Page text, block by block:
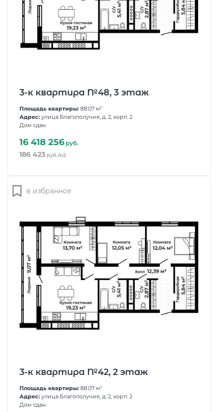
3-к квартира №48, 3 этаж
Площадь квартиры: 88.07 м2
Адрес: улица Благополучия, д. 2, корп. 2
Дом сдан
16 418 256 руб.
186 423 руб./м2
в избранное
3-к квартира №42, 2 этаж
Площадь квартиры: 88.07 м2
Адрес: улица Благополучия, д. 2, корп. 2
Дом сдан